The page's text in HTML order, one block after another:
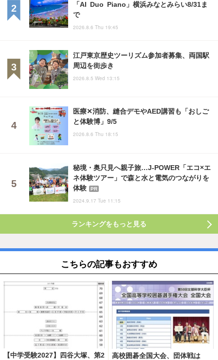
「AI Duo Piano」横浜みなとみらい8/31ま
で
2026.8.6 Thu 19:45
江戸東京歴史ツーリズム参加者募集、両国駅
周辺を街歩き
2026.8.5 Wed 13:15
医療✕消防、縫合デモやAED講習も「おしご
と体験博」9/5
2026.8.6 Thu 18:15
秘境・奥只見へ親子旅…J-POWER「エコ×エ
ネ体験ツアー」で森と水と電気のつながりを
体験
PR
2024.9.17 Tue 11:15
ランキングをもっと見る
こちらの記事もおすすめ
【中学受験2027】四谷大塚、第2
高校囲碁全国大会、団体戦は